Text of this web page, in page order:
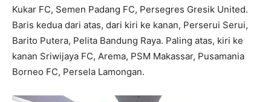
Kukar FC, Semen Padang FC, Persegres Gresik United.
Baris kedua dari atas, dari kiri ke kanan, Perserui Serui,
Barito Putera, Pelita Bandung Raya. Paling atas, kiri ke
kanan Sriwijaya FC, Arema, PSM Makassar, Pusamania
Borneo FC, Persela Lamongan.